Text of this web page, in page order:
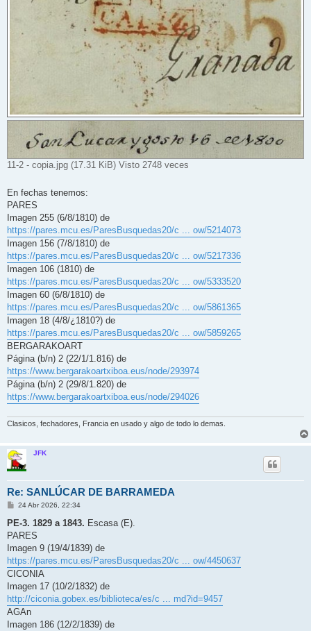
11-2 - copia.jpg (17.31 KiB) Visto 2748 veces
En fechas tenemos:
PARES
Imagen 255 (6/8/1810) de
https://pares.mcu.es/ParesBusquedas20/c ... ow/5214073
Imagen 156 (7/8/1810) de
https://pares.mcu.es/ParesBusquedas20/c ... ow/5217336
Imagen 106 (1810) de
https://pares.mcu.es/ParesBusquedas20/c ... ow/5333520
Imagen 60 (6/8/1810) de
https://pares.mcu.es/ParesBusquedas20/c ... ow/5861365
Imagen 18 (4/8/¿1810?) de
https://pares.mcu.es/ParesBusquedas20/c ... ow/5859265
BERGARAKOART
Página (b/n) 2 (22/1/1.816) de
https://www.bergarakoartxiboa.eus/node/293974
Página (b/n) 2 (29/8/1.820) de
https://www.bergarakoartxiboa.eus/node/294026
Clasicos, fechadores, Francia en usado y algo de todo lo demas.
JFK
Re: SANLÚCAR DE BARRAMEDA
M
n
a
j
24 Abr 2026, 22:34
PE-3. 1829 a 1843. Escasa (E).
PARES
Imagen 9 (19/4/1839) de
https://pares.mcu.es/ParesBusquedas20/c ... ow/4450637
CICONIA
Imagen 17 (10/2/1832) de
http://ciconia.gobex.es/biblioteca/es/c ... md?id=9457
AGAn
Imagen 186 (12/2/1839) de